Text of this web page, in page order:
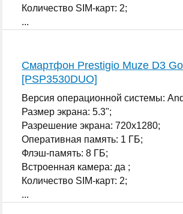
Количество SIM-карт: 2;
...
Смартфон Prestigio Muze D3
[PSP3530DUO]
Версия операционной системы:
Размер экрана: 5.3";
Разрешение экрана: 720x1280;
Оперативная память: 1 ГБ;
Флэш-память: 8 ГБ;
Встроенная камера: да ;
Количество SIM-карт: 2;
...